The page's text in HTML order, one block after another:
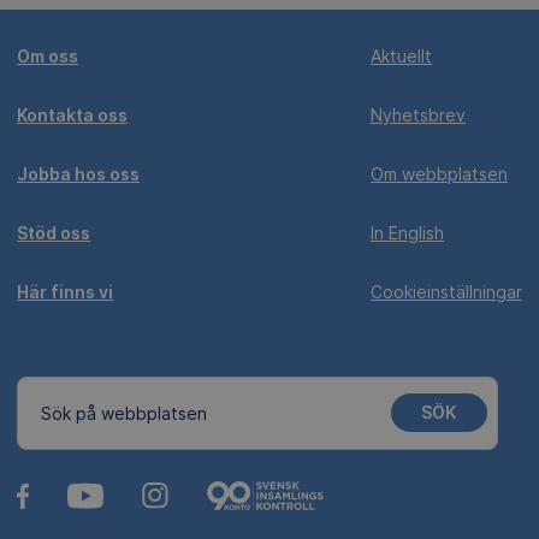
Om oss
Kontakta oss
Jobba hos oss
Stöd oss
Här finns vi
Aktuellt
Nyhetsbrev
Om webbplatsen
In English
Cookieinställningar
Sök på webbplatsen SÖK